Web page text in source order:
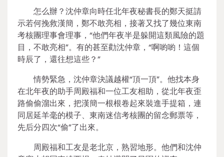
怎么辦？沈仲章向時任北年夜秘書長的鄭天挺請
示若何挽救漢簡，鄭不敢亮相，接著又找了幾位東南
考核團理事會理事，“他們年夜半是躲開這類風險的題
目，不敢亮相”。有的甚至勸沈仲章，“啊喲喲！這個
時辰了，還往想這些？”
情勢緊急，沈仲章決議越權“頂一頂”。他找本身
在北年夜的助手周殿福和一位工友相助，從北年夜歪
路偷偷溜出來，把漢簡一根根卷起來裝進手提箱，連
同居延羊毫的模子、東南迷信考核團的留念郵票等，
先后分四次“偷”了出來。
周殿福和工友是老北京，熟習地形。他們和沈仲